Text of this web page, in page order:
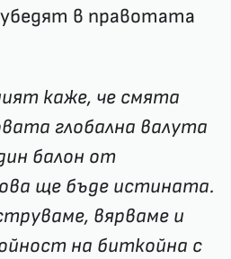
в правотата
каже, че смята
глобална валута
балон от
ще бъде истината.
вярваме и
на биткойна с